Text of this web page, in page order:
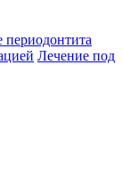
периодонтита
Лечение под